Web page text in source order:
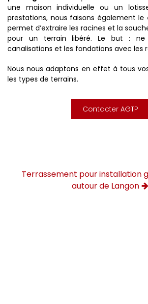
une maison individuelle ou un
prestations, nous faisons également le
permet d’extraire les racines et la
pour un terrain libéré. Le but : ne
canalisations et les fondations avec les
Nous nous adaptons en effet à tous
les types de terrains.
Contacter AGTP
Terrassement pour installation
autour de Langon